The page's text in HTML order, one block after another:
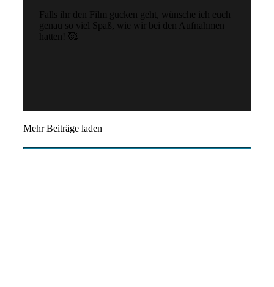
Falls ihr den Film gucken geht, wünsche ich euch
genau so viel Spaß, wie wir bei den Aufnahmen
hatten! 🥰
Mehr Beiträge laden